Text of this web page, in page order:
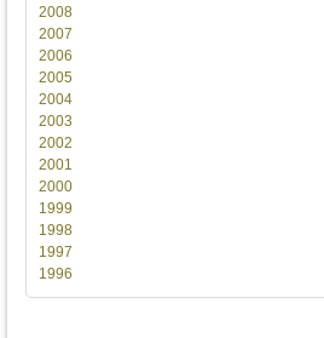
2008
2007
2006
2005
2004
2003
2002
2001
2000
1999
1998
1997
1996